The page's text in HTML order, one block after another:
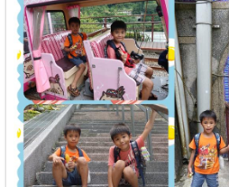
APP下載